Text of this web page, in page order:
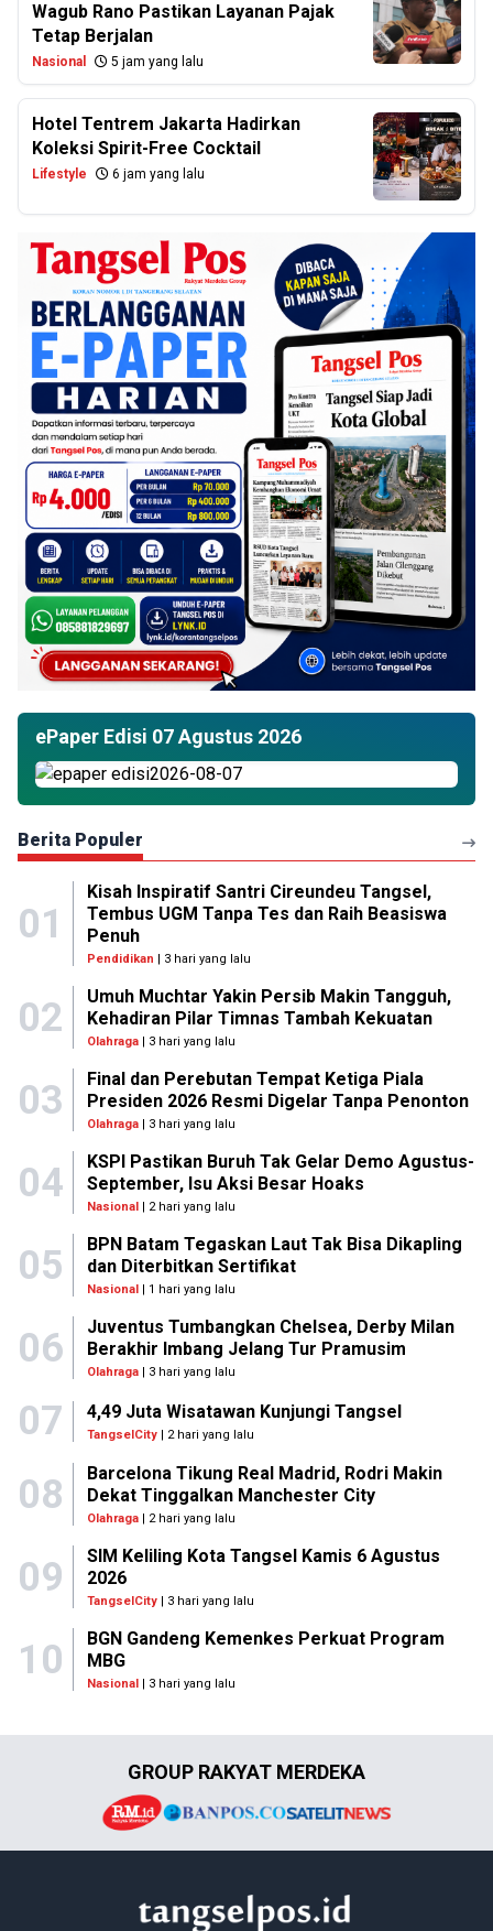
Wagub Rano Pastikan Layanan Pajak
Tetap Berjalan
Nasional 5 jam yang lalu
Hotel Tentrem Jakarta Hadirkan
Koleksi Spirit-Free Cocktail
Lifestyle 6 jam yang lalu
ePaper Edisi 07 Agustus 2026
Berita Populer
01
Kisah Inspiratif Santri Cireundeu Tangsel,
Tembus UGM Tanpa Tes dan Raih Beasiswa
Penuh
Pendidikan | 3 hari yang lalu
02
Umuh Muchtar Yakin Persib Makin Tangguh,
Kehadiran Pilar Timnas Tambah Kekuatan
Olahraga| 3 hari yang lalu
03
Final dan Perebutan Tempat Ketiga Piala
Presiden 2026 Resmi Digelar Tanpa Penonton
Olahraga| 3 hari yang lalu
04
KSPI Pastikan Buruh Tak Gelar Demo Agustus-
September, Isu Aksi Besar Hoaks
Nasional| 2 hari yang lalu
05
BPN Batam Tegaskan Laut Tak Bisa Dikapling
dan Diterbitkan Sertifikat
Nasional| 1 hari yang lalu
06
Juventus Tumbangkan Chelsea, Derby Milan
Berakhir Imbang Jelang Tur Pramusim
Olahraga| 3 hari yang lalu
07 4,49 Juta Wisatawan Kunjungi Tangsel
TangselCity | 2 hari yang lalu
08
Barcelona Tikung Real Madrid, Rodri Makin
Dekat Tinggalkan Manchester City
Olahraga| 2 hari yang lalu
09
SIM Keliling Kota Tangsel Kamis 6 Agustus
2026
TangselCity| 3 hari yang lalu
10
BGN Gandeng Kemenkes Perkuat Program
MBG
Nasional| 3 hari yang lalu
GROUP RAKYAT MERDEKA